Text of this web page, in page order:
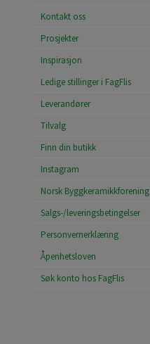
Kontakt oss
Prosjekter
Inspirasjon
Ledige stillinger i FagFlis
Leverandører
Tilvalg
Finn din butikk
Instagram
Norsk Byggkeramikkforening
Salgs-/leveringsbetingelser
Personvernerklæring
Åpenhetsloven
Søk konto hos FagFlis